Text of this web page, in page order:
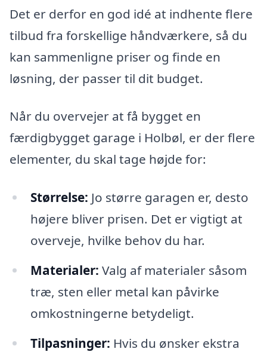
Det er derfor en god idé at indhente flere
tilbud fra forskellige håndværkere, så du
kan sammenligne priser og finde en
løsning, der passer til dit budget.
Når du overvejer at få bygget en
færdigbygget garage i Holbøl, er der flere
elementer, du skal tage højde for:
Størrelse: Jo større garagen er, desto
højere bliver prisen. Det er vigtigt at
overveje, hvilke behov du har.
Materialer: Valg af materialer såsom
træ, sten eller metal kan påvirke
omkostningerne betydeligt.
Tilpasninger: Hvis du ønsker ekstra